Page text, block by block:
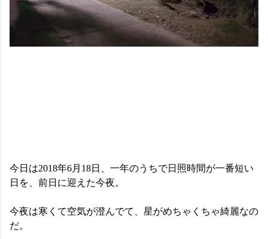
今日は2018年6月18日、一年のうちで日照時間が一番短い
日を、前日に迎えた今夜。
今夜は寒くて空気が澄んでて、星がめちゃくちゃ綺麗なの
だ。